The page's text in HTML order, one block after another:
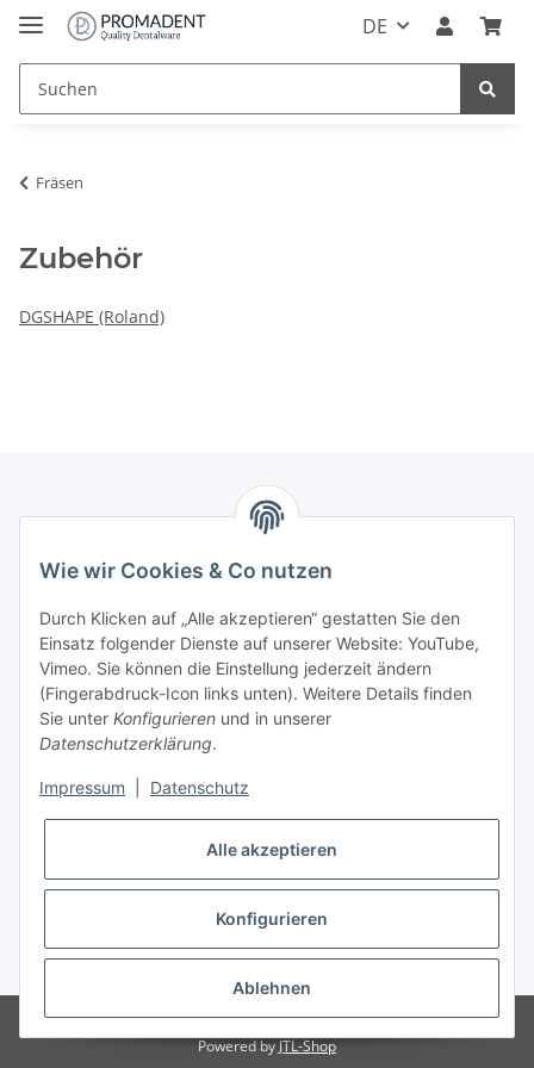
DE
Fräsen
Zubehör
DGSHAPE (Roland)
PROMADENT UG
Im Nordfeld 13
29336 Nienhagen
info@promadent.de
+49 (0) 5144 / 6980 - 200
* Alle Preise zzgl. gesetzlicher USt., zzgl.Versand
© PROMADENT 2025
Powered byJTL-Shop
Wie wir Cookies & Co nutzen
Durch Klicken auf „Alle akzeptieren“ gestatten Sie den
Einsatz folgender Dienste auf unserer Website: YouTube,
Vimeo. Sie können die Einstellung jederzeit ändern
(Fingerabdruck-Icon links unten). Weitere Details finden
Sie unter Konfigurieren und in unserer
Datenschutzerklärung.
Impressum Datenschutz
Alle akzeptieren
Konfigurieren
Ablehnen